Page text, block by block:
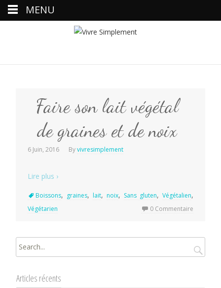
Faire son lait végétal
de graines et de noix
6 Juin, 2016 Byvivresimplement
Lire plus ›
Boissons, graines, lait, noix, Sans gluten, Végétalien,
Végétarien 0 Commentaire
Rechercher
:
Articles récents
MENU